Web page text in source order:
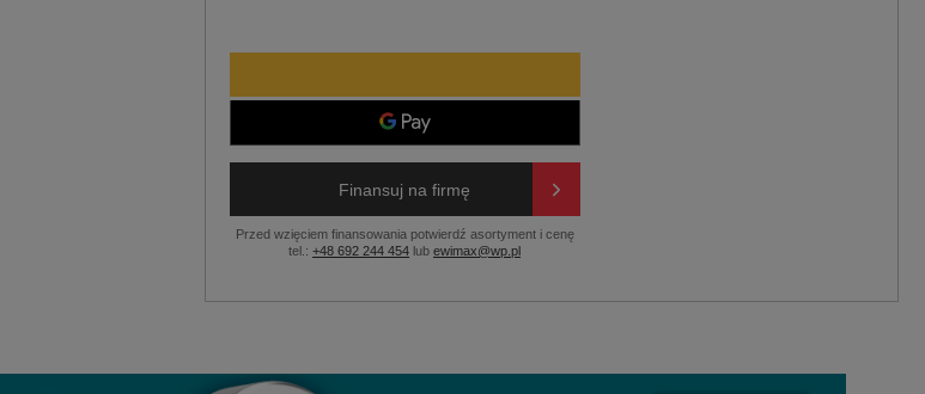
Finansuj na firmę
Przed wzięciem finansowania potwierdź asortyment i cenę
tel.:+48 692 244 454 lubewimax@wp.pl